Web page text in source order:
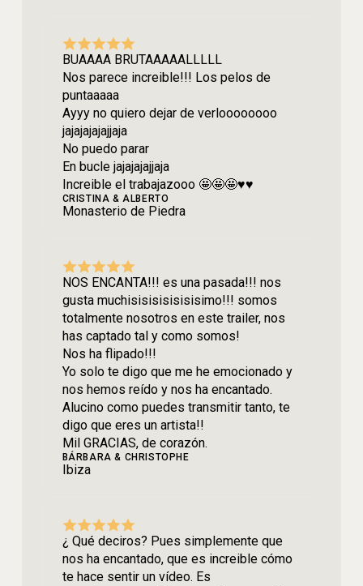
BUAAAA BRUTAAAAALLLLL
Nos parece increible!!! Los pelos de
puntaaaaa
Ayyy no quiero dejar de verloooooooo
jajajajajajjaja
No puedo parar
En bucle jajajajajjaja
Increible el trabajazooo 🤩🤩🤩♥️♥️
CRISTINA & ALBERTO
Monasterio de Piedra
NOS ENCANTA!!! es una pasada!!! nos
gusta muchisisisisisisisimo!!! somos
totalmente nosotros en este trailer, nos
has captado tal y como somos!
Nos ha flipado!!!
Yo solo te digo que me he emocionado y
nos hemos reído y nos ha encantado.
Alucino como puedes transmitir tanto, te
digo que eres un artista!!
Mil GRACIAS, de corazón.
BÁRBARA & CHRISTOPHE
Ibiza
¿ Qué deciros? Pues simplemente que
nos ha encantado, que es increible cómo
te hace sentir un vídeo. Es